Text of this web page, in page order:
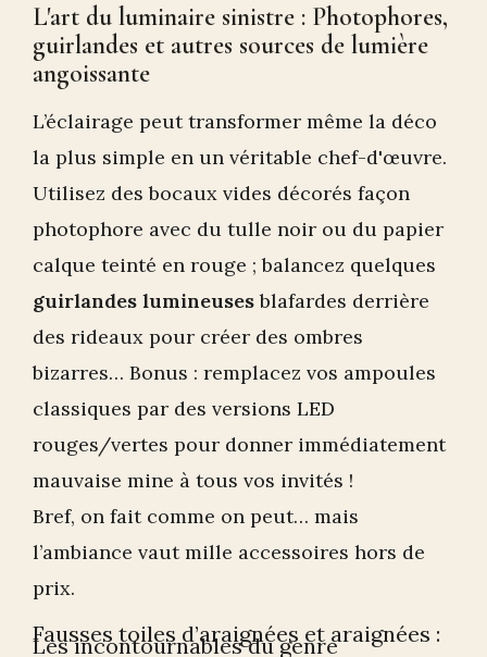
L'art du luminaire sinistre : Photophores,
guirlandes et autres sources de lumière
angoissante
L’éclairage peut transformer même la déco
la plus simple en un véritable chef-d'œuvre.
Utilisez des bocaux vides décorés façon
photophore avec du tulle noir ou du papier
calque teinté en rouge ; balancez quelques
guirlandes lumineusesblafardes derrière
des rideaux pour créer des ombres
bizarres… Bonus : remplacez vos ampoules
classiques par des versions LED
rouges/vertes pour donner immédiatement
mauvaise mine à tous vos invités !
Bref, on fait comme on peut… mais
l’ambiance vaut mille accessoires hors de
prix.
Fausses toiles d’araignées et araignées :
Les incontournables du genre